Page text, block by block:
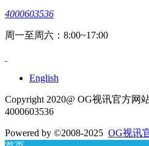
4000603536
周一至周六：8:00~17:00
English
Copyright 2020@ OG视讯官方网
4000603536
Powered by ©2008-2025 OG视讯